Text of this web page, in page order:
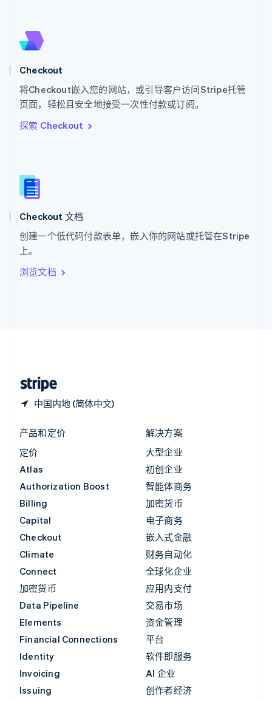
Checkout
将Checkout嵌入您的网站，或引导客户访问Stripe托管
页面，轻松且安全地接受一次性付款或订阅。
探索 Checkout
Checkout 文档
创建一个低代码付款表单，嵌入你的网站或托管在Stripe
上。
浏览文档
中国内地 (简体中文)
English
斯洛伐克
English
斯洛文尼亚
泰国
ไทยEnglish
English
English
新西兰
匈牙利
意大利
印度
English
产品和定价
定价
Atlas
Authorization Boost
Billing
Capital
Checkout
Climate
Connect
加密货币
Data Pipeline
Elements
Financial Connections
Identity
Invoicing
Issuing
解决方案
大型企业
初创企业
智能体商务
加密货币
电子商务
嵌入式金融
财务自动化
全球化企业
应用内支付
交易市场
资金管理
平台
软件即服务
AI 企业
创作者经济